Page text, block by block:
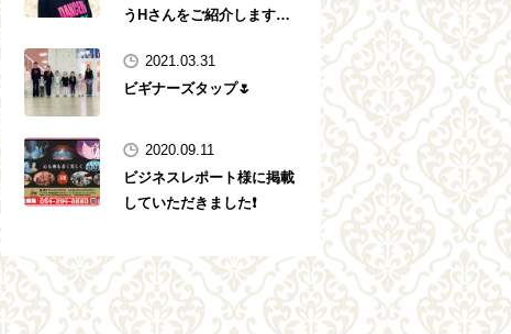
うHさんをご紹介します
2021.03.31
ビギナーズタップ🌷
2020.09.11
ビジネスレポート様に掲載
していただきました❗